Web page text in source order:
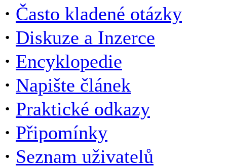
· Často kladené otázky
· Diskuze a Inzerce
· Encyklopedie
· Napište článek
· Praktické odkazy
· Připomínky
· Seznam uživatelů